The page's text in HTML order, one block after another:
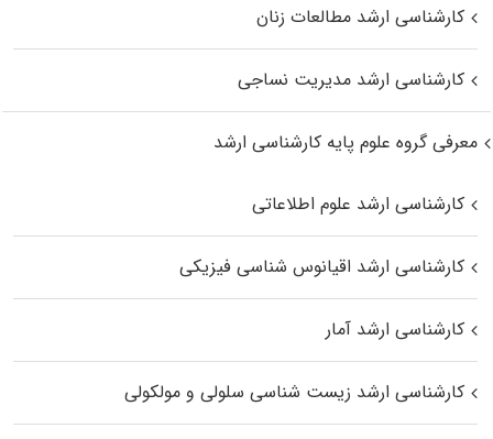
کارشناسی ارشد مطالعات زنان
کارشناسی ارشد مدیریت نساجی
معرفی گروه علوم پایه کارشناسی ارشد
کارشناسی ارشد علوم اطلاعاتی
کارشناسی ارشد اقیانوس‌ شناسی فیزیکی
کارشناسی ارشد آمار
کارشناسی ارشد زیست شناسی سلولی و مولکولی